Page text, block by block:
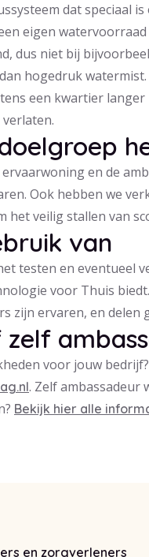
dat speciaal
eigen
dus niet bij
hogedruk
een kwartier
en de
Ook hebben we
veilig stallen van
van
testen en eventueel
voor Thuis
zijn ervaren, en delen
voor jouw
. Zelf ambassadeur
Bekijk hier alle
en zorgverleners